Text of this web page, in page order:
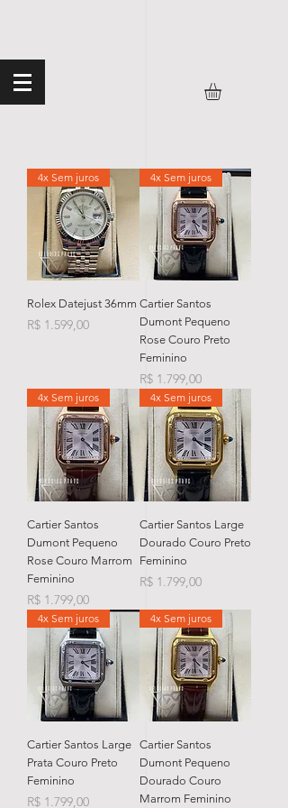
4x Sem juros
Rolex Datejust 36mm
Preço
R$ 1.599,00
4x Sem juros
Cartier Santos
Dumont Pequeno
Rose Couro Preto
Feminino
Preço
R$ 1.799,00
4x Sem juros
Cartier Santos
Dumont Pequeno
Rose Couro Marrom
Feminino
Preço
R$ 1.799,00
4x Sem juros
Cartier Santos Large
Dourado Couro Preto
Feminino
Preço
R$ 1.799,00
4x Sem juros
Cartier Santos Large
Prata Couro Preto
Feminino
Preço
R$ 1.799,00
4x Sem juros
Cartier Santos
Dumont Pequeno
Dourado Couro
Marrom Feminino